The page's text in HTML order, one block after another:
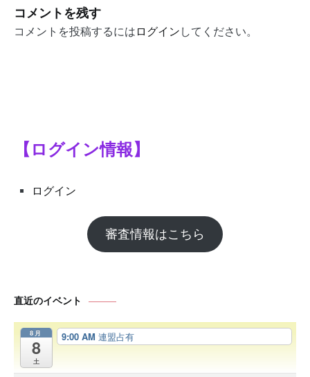
ビ
ゲ
コメントを残す
コメントを投稿するには ログイン してください。
【ログイン情報】
ログイン
審査情報はこちら
直近のイベント
8月
8
土
9:00 AM 連盟占有